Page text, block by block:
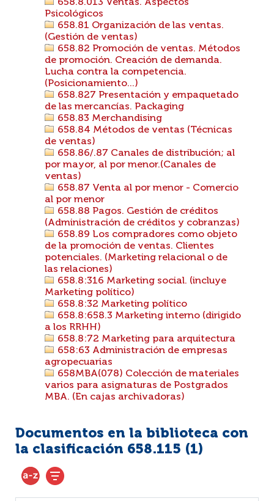
658.8.013 Ventas. Aspectos
Psicológicos
658.81 Organización de las ventas.
(Gestión de ventas)
658.82 Promoción de ventas. Métodos
de promoción. Creación de demanda.
Lucha contra la competencia.
(Posicionamiento...)
658.827 Presentación y empaquetado
de las mercancías. Packaging
658.83 Merchandising
658.84 Métodos de ventas (Técnicas
de ventas)
658.86/.87 Canales de distribución; al
por mayor, al por menor.(Canales de
ventas)
658.87 Venta al por menor - Comercio
al por menor
658.88 Pagos. Gestión de créditos
(Administración de créditos y cobranzas)
658.89 Los compradores como objeto
de la promoción de ventas. Clientes
potenciales. (Marketing relacional o de
las relaciones)
658.8:316 Marketing social. (incluye
Marketing político)
658.8:32 Marketing político
658.8:658.3 Marketing interno (dirigido
a los RRHH)
658.8:72 Marketing para arquitectura
658:63 Administración de empresas
agropecuarias
658MBA(078) Colección de materiales
varios para asignaturas de Postgrados
MBA. (En cajas archivadoras)
Documentos en la biblioteca con
la clasificación 658.115 (1)